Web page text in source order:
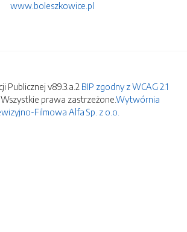
www.boleszkowice.pl
Publicznej v89.3.a.2 BIP zgodny z WCAG 2.1
prawa zastrzeżone.Wytwórnia
Filmowa Alfa Sp. z o.o.